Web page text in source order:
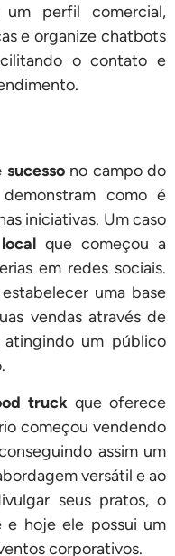
perfil comercial,
e organize chatbots
o contato e
no campo do
demonstram como é
iniciativas. Um caso
que começou a
em redes sociais.
uma base
vendas através de
um público
truck que oferece
começou vendendo
assim um
versátil e ao
seus pratos, o
e hoje ele possui um
corporativos.